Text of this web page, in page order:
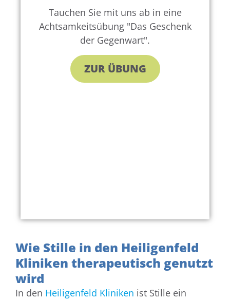
Tauchen Sie mit uns ab in eine
Achtsamkeitsübung "Das Geschenk
der Gegenwart".
ZUR ÜBUNG
Wie Stille in den Heiligenfeld
Kliniken therapeutisch genutzt
wird
In den Heiligenfeld Kliniken ist Stille ein